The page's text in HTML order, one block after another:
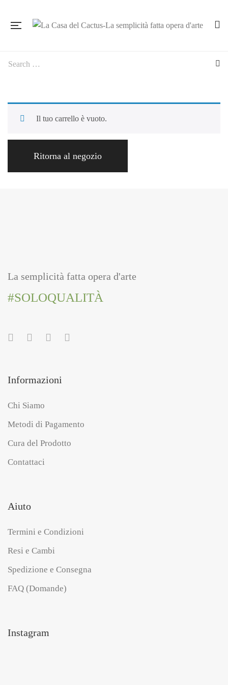
Il tuo carrello è vuoto.
Ritorna al negozio
La semplicità fatta opera d'arte
#SOLOQUALITÀ
Informazioni
Chi Siamo
Metodi di Pagamento
Cura del Prodotto
Contattaci
Aiuto
Termini e Condizioni
Resi e Cambi
Spedizione e Consegna
FAQ (Domande)
Instagram